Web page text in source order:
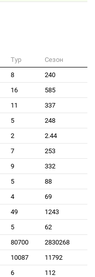
Тур
Сезон
8
240
16
585
11
337
5
248
2
2.44
7
253
9
332
5
88
4
69
49
1243
5
62
80700
2830268
10087
11792
6
112